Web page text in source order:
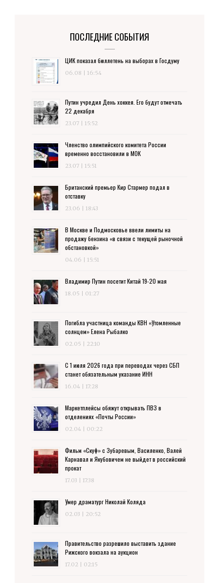
ПОСЛЕДНИЕ СОБЫТИЯ
ЦИК показал бюллетень на выборах в Госдуму
06.08 | 16:54
Путин учредил День хоккея. Его будут отмечать
22 декабря
23.07 | 15:52
Членство олимпийского комитета России
временно восстановили в МОК
23.07 | 15:51
Британский премьер Кир Стармер подал в
отставку
23.06 | 18:43
В Москве и Подмосковье ввели лимиты на
продажу бензина «в связи с текущей рыночной
обстановкой»
04.06 | 15:51
Владимир Путин посетит Китай 19-20 мая
18.05 | 01:27
Погибла участница команды КВН «Утомленные
солнцем» Елена Рыбалко
02.05 | 22:10
С 1 июля 2026 года при переводах через СБП
станет обязательным указание ИНН
16.04 | 17:28
Маркетплейсы обяжут открывать ПВЗ в
отделениях «Почты России»
02.04 | 00:22
Фильм «Скуф» с Зубаревым, Василенко, Валей
Карнавал и Якубовичем не выйдет в российский
прокат
17.03 | 17:38
Умер драматург Николай Коляда
02.03 | 20:52
Правительство разрешило выставить здание
Рижского вокзала на аукцион
17.02 | 02:15